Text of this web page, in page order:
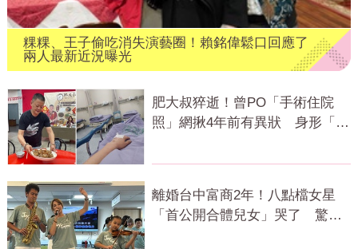
粿粿、王子偷吃消失演藝圈！賴銘偉鬆口回應了
兩人最新近況曝光
肥大叔猝逝！曾PO「手術住院
照」網揪4年前有異狀 身形「對
離婚台中富商2年！八點檔女星
「首公開合體兒女」哭了 驚人